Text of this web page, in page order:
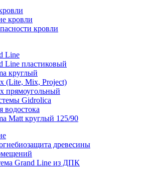
кровли
кровли
Line
Line пластиковый
круглый
(Lite, Mix, Project)
прямоугольный
Gidrolica
водостока
Matt круглый 125/90
древесины
Grand Line из ДПК